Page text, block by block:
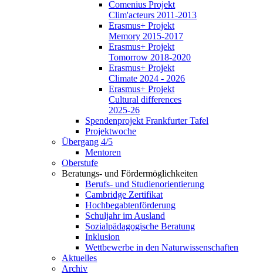
Comenius Projekt
Clim'acteurs 2011-2013
Erasmus+ Projekt
Memory 2015-2017
Erasmus+ Projekt
Tomorrow 2018-2020
Erasmus+ Projekt
Climate 2024 - 2026
Erasmus+ Projekt
Cultural differences
2025-26
Spendenprojekt Frankfurter Tafel
Projektwoche
Übergang 4/5
Mentoren
Oberstufe
Beratungs- und Fördermöglichkeiten
Berufs- und Studienorientierung
Cambridge Zertifikat
Hochbegabtenförderung
Schuljahr im Ausland
Sozialpädagogische Beratung
Inklusion
Wettbewerbe in den Naturwissenschaften
Aktuelles
Archiv